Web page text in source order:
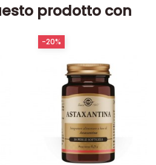
prodotto con
-20%